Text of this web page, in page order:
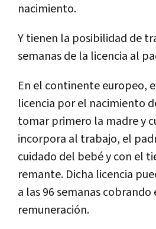
nacimiento.
Y tienen la posibilidad de
semanas de la licencia al
En el continente europeo,
licencia por el nacimiento
tomar primero la madre y
incorpora al trabajo, el
cuidado del bebé y con el
remante. Dicha licencia
a las 96 semanas cobrando
remuneración.